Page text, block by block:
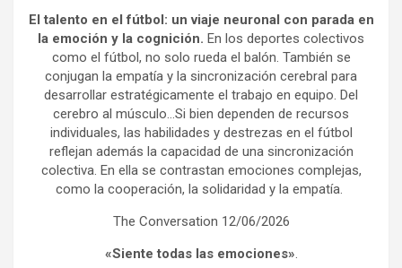
El talento en el fútbol: un viaje neuronal con parada en
la emoción y la cognición. En los deportes colectivos
como el fútbol, no solo rueda el balón. También se
conjugan la empatía y la sincronización cerebral para
desarrollar estratégicamente el trabajo en equipo. Del
cerebro al músculo…Si bien dependen de recursos
individuales, las habilidades y destrezas en el fútbol
reflejan además la capacidad de una sincronización
colectiva. En ella se contrastan emociones complejas,
como la cooperación, la solidaridad y la empatía.
The Conversation 12/06/2026
«Siente todas las emociones».